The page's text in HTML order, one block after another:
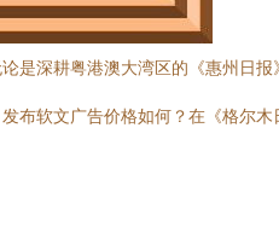
深耕粤港澳大湾区的《惠州日
软文广告价格如何？在《格尔